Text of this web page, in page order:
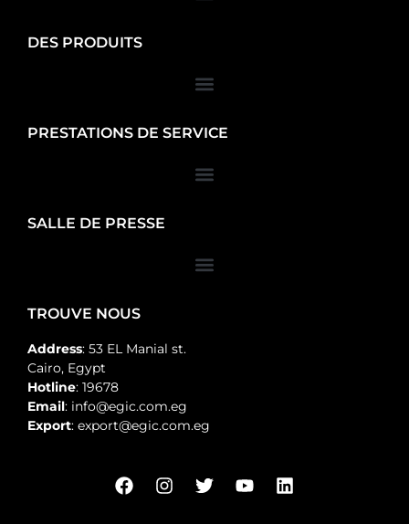
DES PRODUITS
PRESTATIONS DE SERVICE
SALLE DE PRESSE
TROUVE NOUS
Address: 53 EL Manial st.
Cairo, Egypt
Hotline: 19678
Email: info@egic.com.eg
Export: export@egic.com.eg